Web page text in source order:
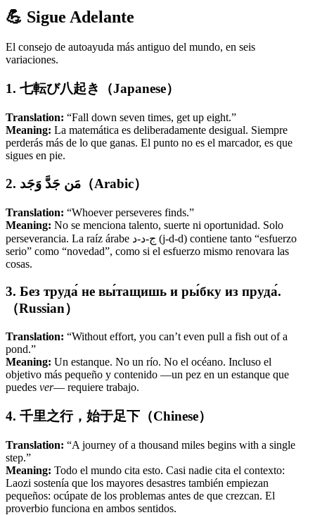
💪 Sigue Adelante
El consejo de autoayuda más antiguo del mundo, en seis
variaciones.
1. 七転び八起き（Japanese）
Translation: “Fall down seven times, get up eight.”
Meaning: La matemática es deliberadamente desigual. Siempre
perderás más de lo que ganas. El punto no es el marcador, es que
sigues en pie.
2. مَن جَدَّ وَجَد（Arabic）
Translation: “Whoever perseveres finds.”
Meaning: No se menciona talento, suerte ni oportunidad. Solo
perseverancia. La raíz árabe ج-د-د (j-d-d) contiene tanto “esfuerzo
serio” como “novedad”, como si el esfuerzo mismo renovara las
cosas.
3. Без труда́ не вы́тащишь и ры́бку из пруда́.
（Russian）
Translation: “Without effort, you can’t even pull a fish out of a
pond.”
Meaning: Un estanque. No un río. No el océano. Incluso el
objetivo más pequeño y contenido —un pez en un estanque que
puedes ver— requiere trabajo.
4. 千里之行，始于足下（Chinese）
Translation: “A journey of a thousand miles begins with a single
step.”
Meaning: Todo el mundo cita esto. Casi nadie cita el contexto:
Laozi sostenía que los mayores desastres también empiezan
pequeños: ocúpate de los problemas antes de que crezcan. El
proverbio funciona en ambos sentidos.